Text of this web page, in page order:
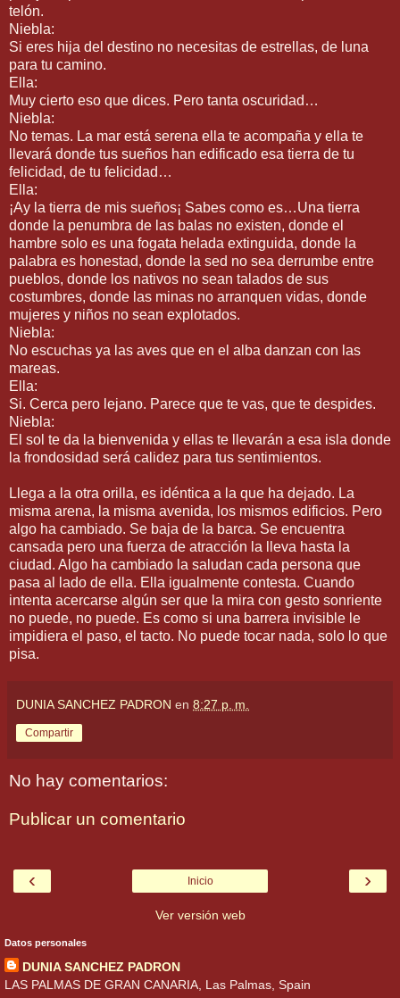
telón.
Niebla:
Si eres hija del destino no necesitas de estrellas, de luna
para tu camino.
Ella:
Muy cierto eso que dices. Pero tanta oscuridad…
Niebla:
No temas. La mar está serena ella te acompaña y ella te
llevará donde tus sueños han edificado esa tierra de tu
felicidad, de tu felicidad…
Ella:
¡Ay la tierra de mis sueños¡ Sabes como es…Una tierra
donde la penumbra de las balas no existen, donde el
hambre solo es una fogata helada extinguida, donde la
palabra es honestad, donde la sed no sea derrumbe entre
pueblos, donde los nativos no sean talados de sus
costumbres, donde las minas no arranquen vidas, donde
mujeres y niños no sean explotados.
Niebla:
No escuchas ya las aves que en el alba danzan con las
mareas.
Ella:
Si. Cerca pero lejano. Parece que te vas, que te despides.
Niebla:
El sol te da la bienvenida y ellas te llevarán a esa isla donde
la frondosidad será calidez para tus sentimientos.
Llega a la otra orilla, es idéntica a la que ha dejado. La
misma arena, la misma avenida, los mismos edificios. Pero
algo ha cambiado. Se baja de la barca. Se encuentra
cansada pero una fuerza de atracción la lleva hasta la
ciudad. Algo ha cambiado la saludan cada persona que
pasa al lado de ella. Ella igualmente contesta. Cuando
intenta acercarse algún ser que la mira con gesto sonriente
no puede, no puede. Es como si una barrera invisible le
impidiera el paso, el tacto. No puede tocar nada, solo lo que
pisa.
DUNIA SANCHEZ PADRON en 8:27 p. m.
Compartir
No hay comentarios:
Publicar un comentario
‹ ›
Inicio
Ver versión web
Datos personales
DUNIA SANCHEZ PADRON
LAS PALMAS DE GRAN CANARIA, Las Palmas, Spain